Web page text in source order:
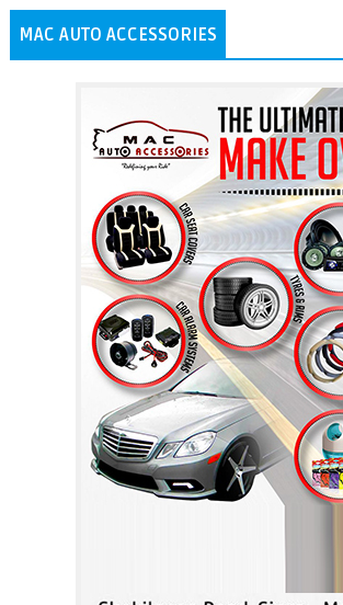
MAC AUTO ACCESSORIES